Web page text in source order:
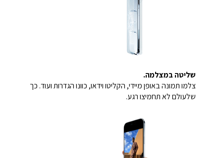
שליטה במצלמה.
צלמו תמונה באופן מיידי, הקליטו וידאו, כוונו הגדרות ועוד. כך
שלעולם לא תחמיצו רגע.